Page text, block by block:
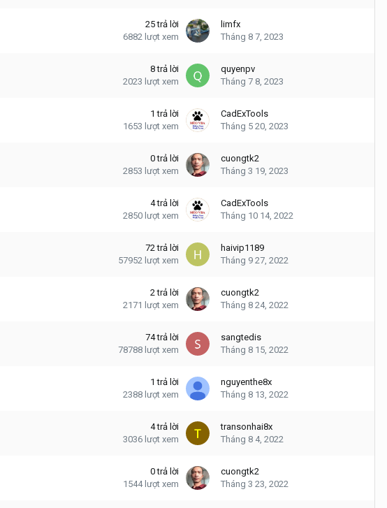
25 trả lời
6882 lượt xem
limfx
Tháng 8 7, 2023
8 trả lời
2023 lượt xem
quyenpv
Tháng 7 8, 2023
1 trả lời
1653 lượt xem
CadExTools
Tháng 5 20, 2023
0 trả lời
2853 lượt xem
cuongtk2
Tháng 3 19, 2023
4 trả lời
2850 lượt xem
CadExTools
Tháng 10 14, 2022
72 trả lời
57952 lượt xem
haivip1189
Tháng 9 27, 2022
2 trả lời
2171 lượt xem
cuongtk2
Tháng 8 24, 2022
74 trả lời
78788 lượt xem
sangtedis
Tháng 8 15, 2022
1 trả lời
2388 lượt xem
nguyenthe8x
Tháng 8 13, 2022
4 trả lời
3036 lượt xem
transonhai8x
Tháng 8 4, 2022
0 trả lời
1544 lượt xem
cuongtk2
Tháng 3 23, 2022